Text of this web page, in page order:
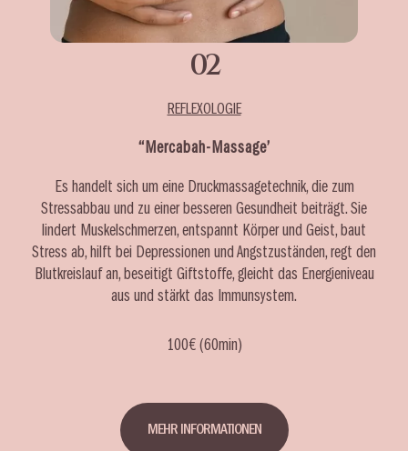
02
REFLEXOLOGIE
‘‘Mercabah-Massage’
Es handelt sich um eine Druckmassagetechnik, die zum
Stressabbau und zu einer besseren Gesundheit beiträgt. Sie
lindert Muskelschmerzen, entspannt Körper und Geist, baut
Stress ab, hilft bei Depressionen und Angstzuständen, regt den
Blutkreislauf an, beseitigt Giftstoffe, gleicht das Energieniveau
aus und stärkt das Immunsystem.
100€ (60min)
MEHR INFORMATIONEN